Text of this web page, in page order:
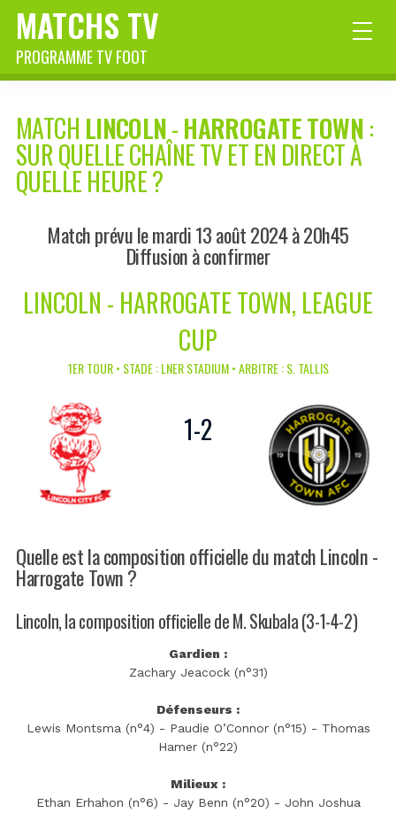
MATCHS TV
PROGRAMME TV FOOT
MATCH LINCOLN-HARROGATE TOWN:
SUR QUELLE CHAÎNE TV ET EN DIRECT À
QUELLE HEURE ?
Match prévu le mardi 13 août 2024 à 20h45
Diffusion à confirmer
LINCOLN - HARROGATE TOWN, LEAGUE
CUP
1ER TOUR • STADE : LNER STADIUM • ARBITRE : S. TALLIS
1-2
Quelle est la composition officielle du match Lincoln -
Harrogate Town ?
Lincoln, la composition officielle de M. Skubala (3-1-4-2)
Gardien :
Zachary Jeacock (n°31)
Défenseurs :
Lewis Montsma (n°4) - Paudie O’Connor (n°15) - Thomas
Hamer (n°22)
Milieux :
Ethan Erhahon (n°6) - Jay Benn (n°20) - John Joshua